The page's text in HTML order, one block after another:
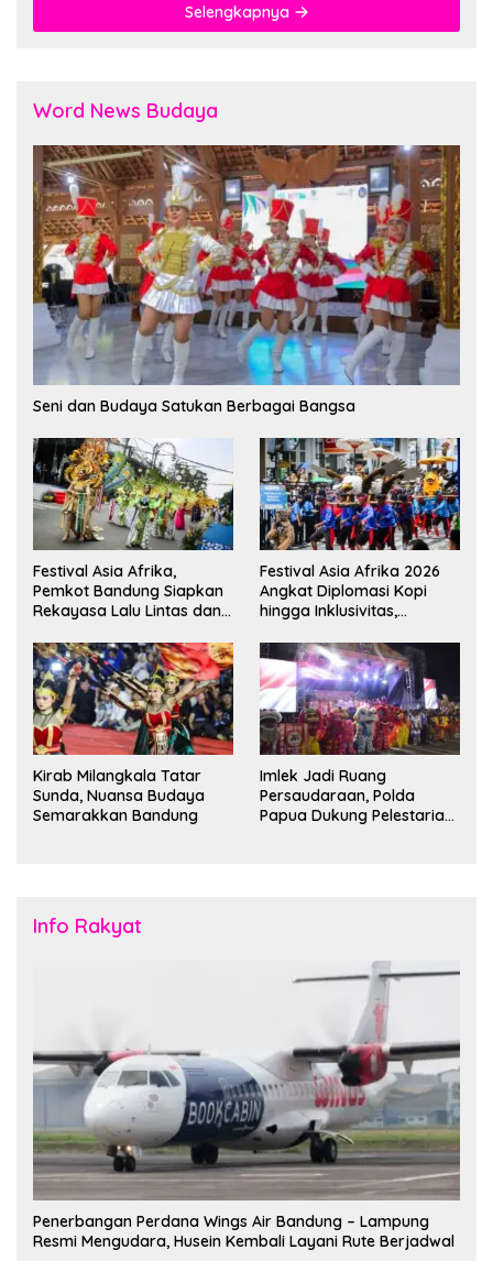
Selengkapnya
Word News Budaya
Seni dan Budaya Satukan Berbagai Bangsa
Festival Asia Afrika,
Pemkot Bandung Siapkan
Rekayasa Lalu Lintas dan
Festival Asia Afrika 2026
Angkat Diplomasi Kopi
hingga Inklusivitas,
Duta Besar
Kirab Milangkala Tatar
Sunda, Nuansa Budaya
Semarakkan Bandung
Imlek Jadi Ruang
Persaudaraan, Polda
Papua Dukung Pelestarian
Info Rakyat
Penerbangan Perdana Wings Air Bandung – Lampung
Resmi Mengudara, Husein Kembali Layani Rute Berjadwal